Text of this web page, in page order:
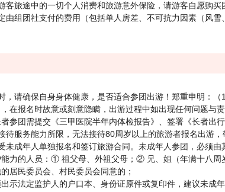
客旅途中的一切个人消费和旅游意外保险，请游客自愿购买
由组团社支付的费用（包括单人房差、不可抗力因素（风
，请确保自身身体健康，是否适合参团出游！郑重申明：
在报名时故意或刻意隐瞒，出游过程中如出现任何问题与
者参团需提交《三甲医院半年内体检报告》、签署《长者
待服务能力所限，无法接待80周岁以上的旅游者报名出游，
未成年人单独报名和签订旅游合同。未成年人参团，必须
力的人员：① 祖父母、外祖父母；② 兄、姐（年满十八
居民委员会、村民委员会同意的；
示法定监护人的户口本、身份证原件或复印件，建议未成